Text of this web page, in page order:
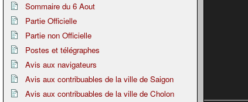
Sommaire du 6 Aout
Partie Officielle
Partie non Officielle
Postes et télégraphes
Avis aux navigateurs
Avis aux contribuables de la ville de Saigon
Avis aux contribuables de la ville de Cholon